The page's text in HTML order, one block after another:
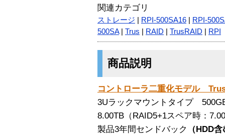
関連カテゴリ
ストレージ RPI-500SA16
RPI-
500SA| Trus RAID TrusRAID RPI
商品説明
コントローラ二重化モデル
3Uラックマウントタイプ
8.00TB（RAID5+1スペア時：
製品3年間センドバック
（HDD